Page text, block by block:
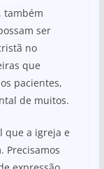
também
ser
no
que
pacientes,
de muitos.
que a igreja e
Precisamos